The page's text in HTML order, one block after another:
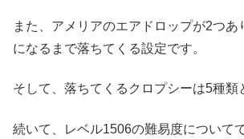
また、アメリアのエアドロップが2つあ
になるまで落ちてくる設定です。
そして、落ちてくるクロプシーは5種類
続いて、レベル1506の難易度についてで